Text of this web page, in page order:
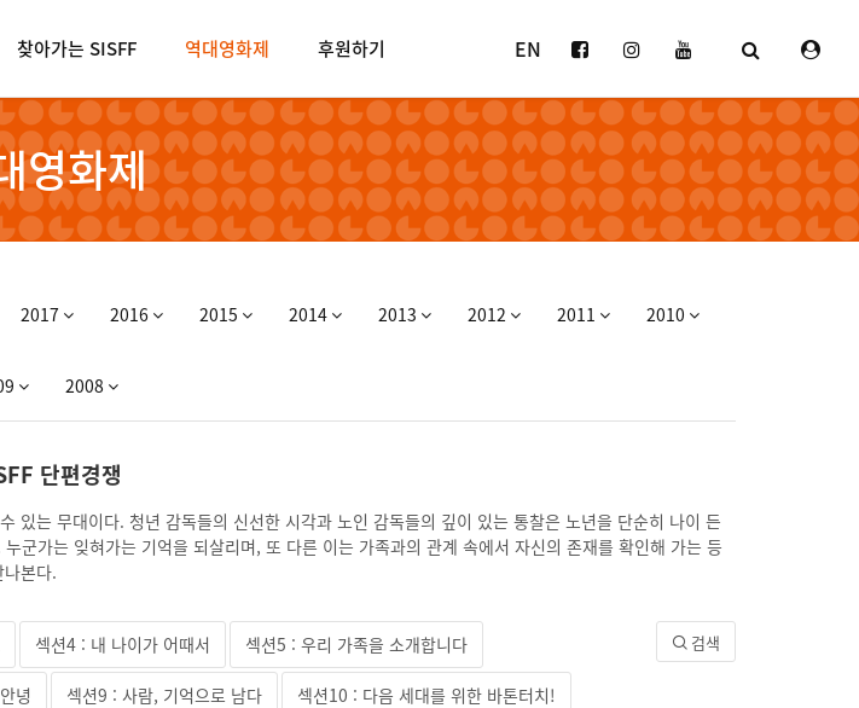
EN
찾아가는 SISFF 역대영화제 후원하기
영화제
2017 2016 2015 2014 2013 2012 2011 2010
2008
단편경쟁
는 무대이다. 청년 감독들의 신선한 시각과 노인 감독들의 깊이 있는 통찰은 노년을 단순히 나이 든
군가는 잊혀가는 기억을 되살리며, 또 다른 이는 가족과의 관계 속에서 자신의 존재를 확인해 가는 등
본다.
섹션4 : 내 나이가 어때서 섹션5 : 우리 가족을 소개합니다
녕 섹션9 : 사람, 기억으로 남다 섹션10 : 다음 세대를 위한 바톤터치!
검색